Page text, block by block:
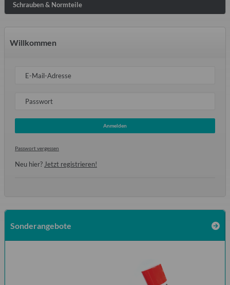
Schrauben & Normteile
Willkommen
E-Mail-Adresse
Passwort
Anmelden
Passwort vergessen
Neu hier?Jetzt registrieren!
Sonderangebote